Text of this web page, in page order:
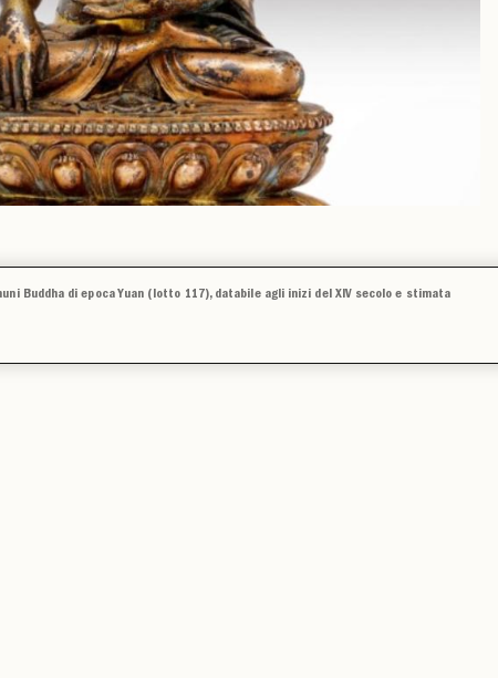
Buddha di epoca Yuan (lotto 117), databile agli inizi del XIV secolo e stimata